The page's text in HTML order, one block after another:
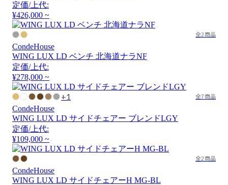
定価/上代:
¥426,000 ~
全2商品
CondeHouse
WING LUX LD ベンチ 北海道ナラNF
定価/上代:
¥278,000 ~
+1 全7商品
CondeHouse
WING LUX LD サイドチェアー ブレンドLGY
定価/上代:
¥109,000 ~
全2商品
CondeHouse
WING LUX LD サイドチェアーH MG-BL